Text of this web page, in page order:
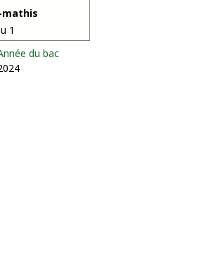
mathis
1
du bac